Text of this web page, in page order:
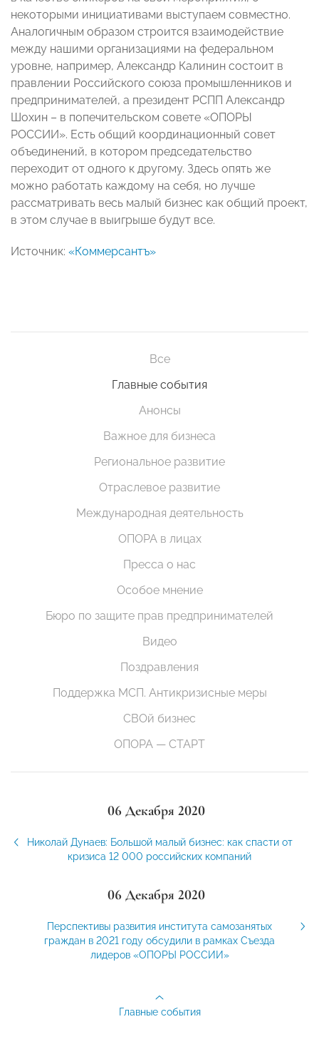
некоторыми инициативами выступаем совместно.
Аналогичным образом строится взаимодействие
между нашими организациями на федеральном
уровне, например, Александр Калинин состоит в
правлении Российского союза промышленников и
предпринимателей, а президент РСПП Александр
Шохин – в попечительском совете «ОПОРЫ
РОССИИ». Есть общий координационный совет
объединений, в котором председательство
переходит от одного к другому. Здесь опять же
можно работать каждому на себя, но лучше
рассматривать весь малый бизнес как общий проект,
в этом случае в выигрыше будут все.
Источник: «Коммерсантъ»
Все
Главные события
Анонсы
Важное для бизнеса
Региональное развитие
Отраслевое развитие
Международная деятельность
ОПОРА в лицах
Пресса о нас
Особое мнение
Бюро по защите прав предпринимателей
Видео
Поздравления
Поддержка МСП. Антикризисные меры
СВОй бизнес
ОПОРА — СТАРТ
06 Декабря 2020
Николай Дунаев: Большой малый бизнес: как спасти от
кризиса 12 000 российских компаний
06 Декабря 2020
Перспективы развития института самозанятых
граждан в 2021 году обсудили в рамках Съезда
лидеров «ОПОРЫ РОССИИ»
Главные события